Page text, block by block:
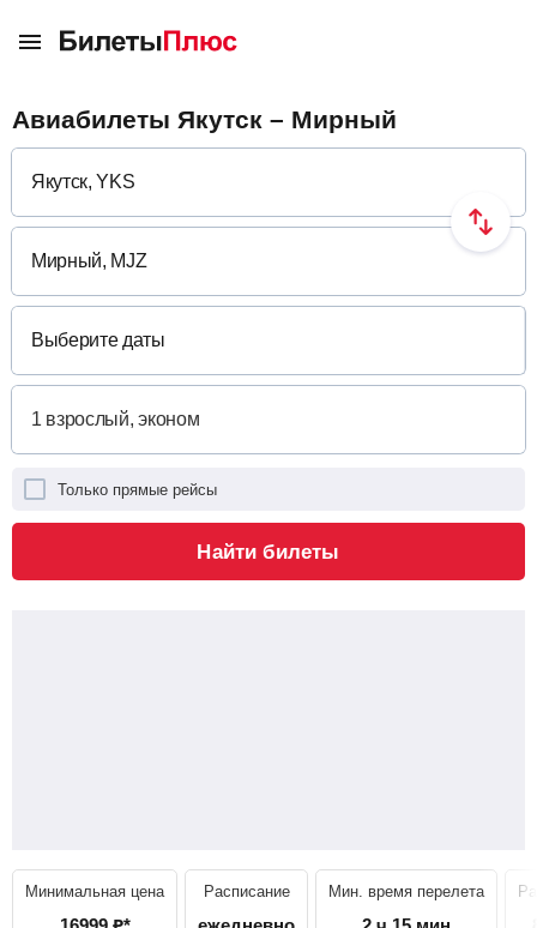
Авиабилеты Якутск – Мирный
Выберите даты
Только прямые рейсы
Найти билеты
Минимальная цена Расписание Мин. время перелета